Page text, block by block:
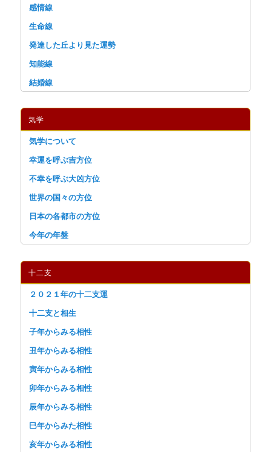
感情線
生命線
発達した丘より見た運勢
知能線
結婚線
気学
気学について
幸運を呼ぶ吉方位
不幸を呼ぶ大凶方位
世界の国々の方位
日本の各都市の方位
今年の年盤
十二支
２０２１年の十二支運
十二支と相生
子年からみる相性
丑年からみる相性
寅年からみる相性
卯年からみる相性
辰年からみる相性
巳年からみた相性
亥年からみる相性